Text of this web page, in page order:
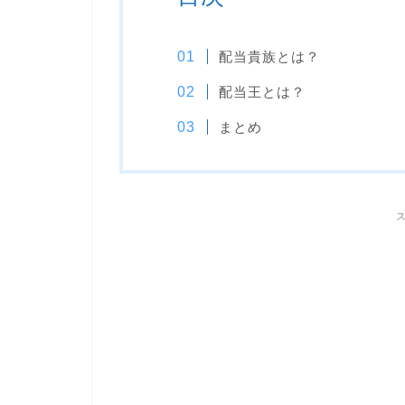
配当貴族とは？
配当王とは？
まとめ